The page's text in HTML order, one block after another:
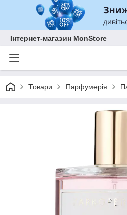
Інтернет-магазин MonStore
Товари Парфумерія